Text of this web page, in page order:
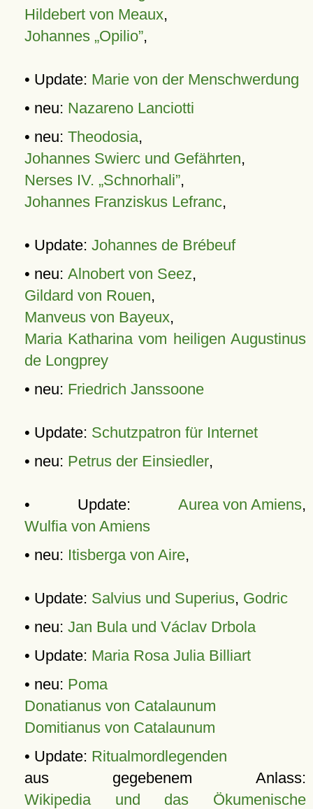
Hildebert von Meaux,
Johannes „Opilio”,
• Update: Marie von der Menschwerdung
• neu: Nazareno Lanciotti
• neu: Theodosia,
Johannes Swierc und Gefährten,
Nerses IV. „Schnorhali”,
Johannes Franziskus Lefranc,
• Update: Johannes de Brébeuf
• neu: Alnobert von Seez,
Gildard von Rouen,
Manveus von Bayeux,
Maria Katharina vom heiligen Augustinus
de Longprey
• neu: Friedrich Janssoone
• Update: Schutzpatron für Internet
• neu: Petrus der Einsiedler,
• Update: Aurea von Amiens,
Wulfia von Amiens
• neu: Itisberga von Aire,
• Update: Salvius und Superius, Godric
• neu: Jan Bula und Václav Drbola
• Update: Maria Rosa Julia Billiart
• neu: Poma
Donatianus von Catalaunum
Domitianus von Catalaunum
• Update: Ritualmordlegenden
aus gegebenem Anlass:
Wikipedia und das Ökumenische